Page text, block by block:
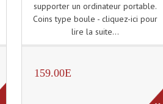
supporter un ordinateur portable.
Coins type boule - cliquez-ici pour
lire la suite...
159.00E